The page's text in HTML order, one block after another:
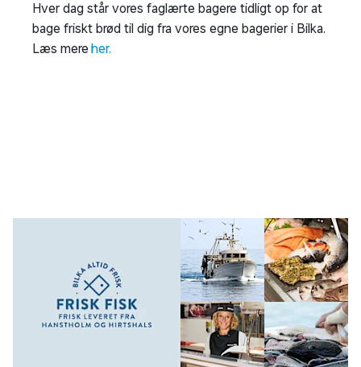
Hver dag står vores faglærte bagere tidligt op for at
bage friskt brød til dig fra vores egne bagerier i Bilka.
Læs mere her.